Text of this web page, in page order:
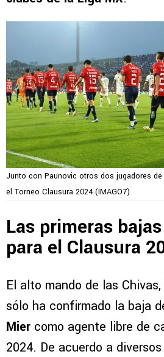
Junto con Paunovic otros dos jugadores
el Torneo Clausura 2024 (IMAGO7)
Las primeras
para el Clausura
El alto mando de las
sólo ha confirmado la baja
Mier como agente libre de
2024. De acuerdo a